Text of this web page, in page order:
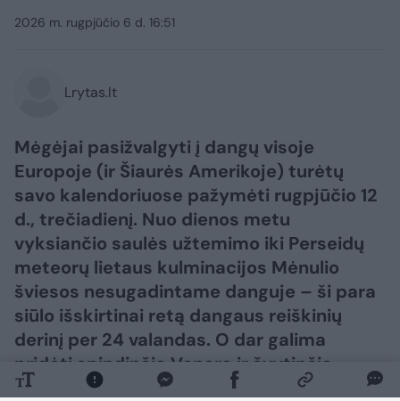
2026 m. rugpjūčio 6 d. 16:51
Lrytas.lt
Mėgėjai pasižvalgyti į dangų visoje
Europoje (ir Šiaurės Amerikoje) turėtų
savo kalendoriuose pažymėti rugpjūčio 12
d., trečiadienį. Nuo dienos metu
vyksiančio saulės užtemimo iki Perseidų
meteorų lietaus kulminacijos Mėnulio
šviesos nesugadintame danguje – ši para
siūlo išskirtinai retą dangaus reiškinių
derinį per 24 valandas. O dar galima
pridėti spindinčią Venerą ir švytinčią
Paukščių Tako juostą po saulėlydžio – ir